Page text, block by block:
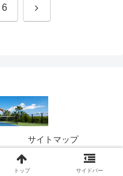
6 次
サイトマップ
ボール.
トップ サイドバー